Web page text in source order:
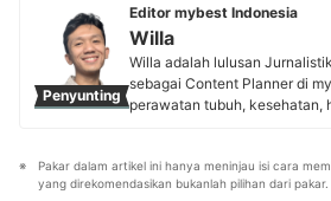
aktif berpraktik di rumah sakit
estetika di Jakarta dan Depok.
pada terapi estetika, penyakit
kesehatan, dan juga aktif
serta penelitian dengan
internasional.
Penyunting
Editor mybest Indonesia
Willa
Willa adalah lulusan
sebagai Content Planner di
perawatan tubuh, kesehatan,
Children, serta hampir 1
Marketing untuk brand
Pakar dalam artikel ini hanya meninjau isi cara
yang direkomendasikan bukanlah pilihan dari pakar.